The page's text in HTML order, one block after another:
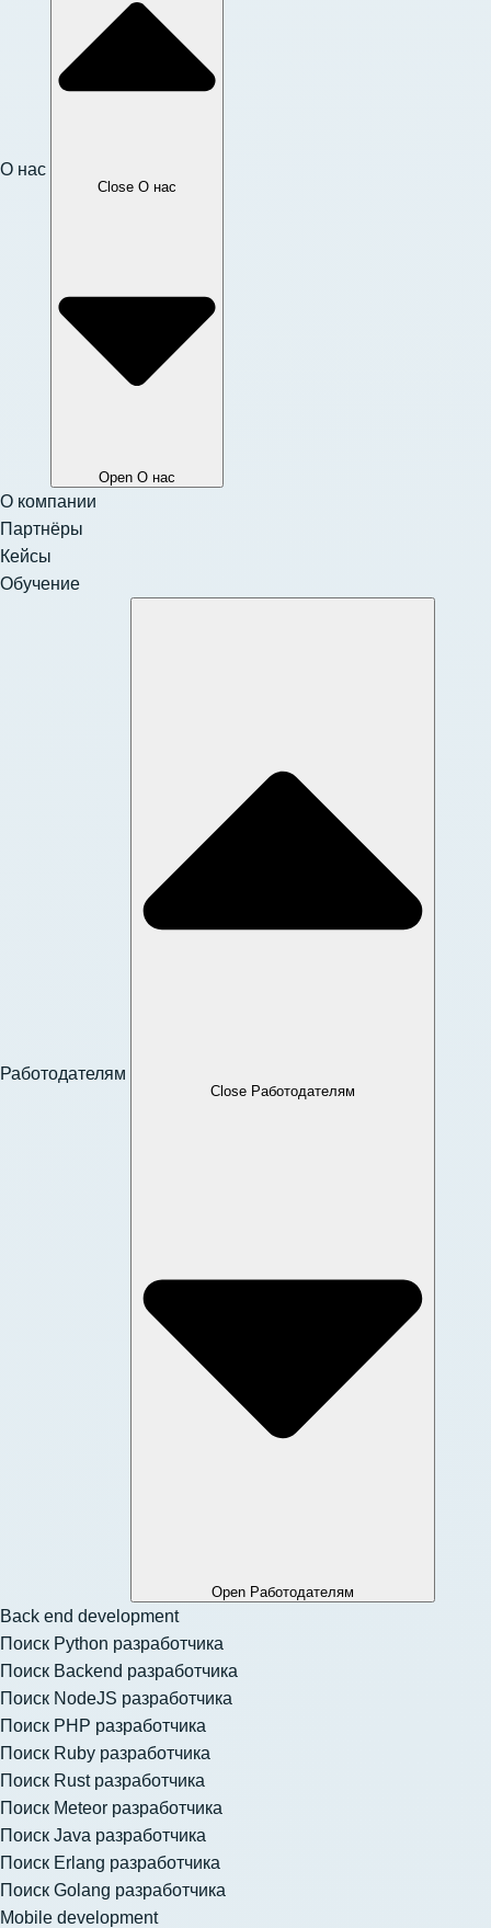
О нас
Close О нас
Open О нас
О компании
Партнёры
Кейсы
Обучение
Работодателям
Close Работодателям
Open Работодателям
Back end development
Поиск Python разработчика
Поиск Backend разработчика
Поиск NodeJS разработчика
Поиск PHP разработчика
Поиск Ruby разработчика
Поиск Rust разработчика
Поиск Meteor разработчика
Поиск Java разработчика
Поиск Erlang разработчика
Поиск Golang разработчика
Mobile development